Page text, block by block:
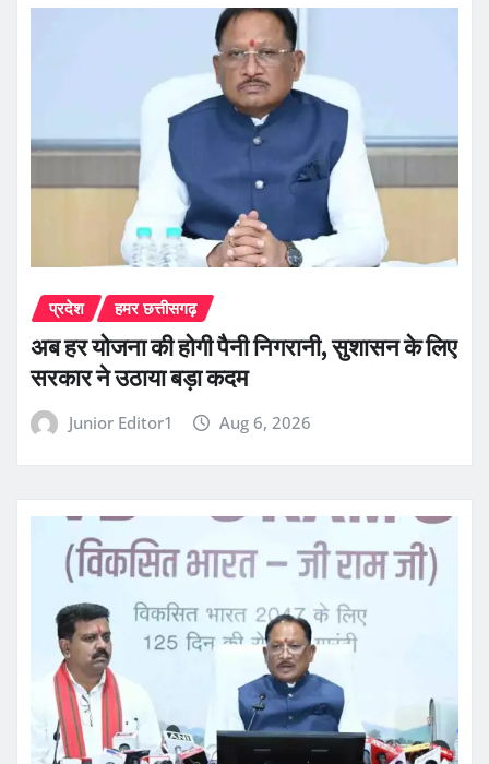
प्रदेश हमर छत्तीसगढ़
अब हर योजना की होगी पैनी निगरानी, सुशासन के लिए
सरकार ने उठाया बड़ा कदम
Junior Editor1 Aug 6, 2026